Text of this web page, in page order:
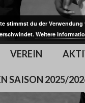
VEREIN
SAISON 2025/
stimmst du der
Weitere